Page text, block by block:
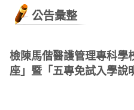
公告彙整
檢陳馬偕醫護管理專科學
座」暨「五專免試入學說